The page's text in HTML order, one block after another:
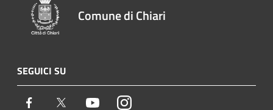
Comune di Chiari
SEGUICI SU
Facebook Twitter YoutubeInstagram